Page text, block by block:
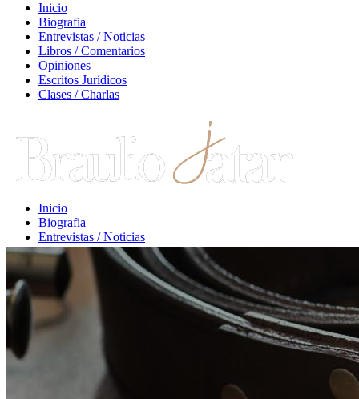
Inicio
Biografia
Entrevistas / Noticias
Libros / Comentarios
Opiniones
Escritos Jurídicos
Clases / Charlas
Inicio
Biografia
Entrevistas / Noticias
Libros / Comentarios
Opiniones
Escritos Jurídicos
Clases / Charlas